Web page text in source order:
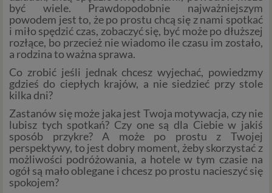
być wiele. Prawdopodobnie najważniejszym
powodem jest to, że po prostu chcą się z nami spotkać
i miło spędzić czas, zobaczyć się, być może po dłuższej
rozłące, bo przecież nie wiadomo ile czasu im zostało,
a rodzina to ważna sprawa.
Co zrobić jeśli jednak chcesz wyjechać, powiedzmy
gdzieś do ciepłych krajów, a nie siedzieć przy stole
kilka dni?
Zastanów się może jaka jest Twoja motywacja, czy nie
lubisz tych spotkań? Czy one są dla Ciebie w jakiś
sposób przykre? A może po prostu z Twojej
perspektywy, to jest dobry moment, żeby skorzystać z
możliwości podróżowania, a hotele w tym czasie na
ogół są mało oblegane i chcesz po prostu nacieszyć się
spokojem?